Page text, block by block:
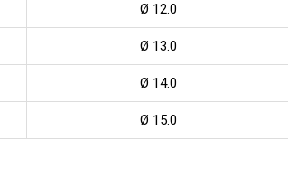
Ø 12.0
Ø 13.0
Ø 14.0
Ø 15.0